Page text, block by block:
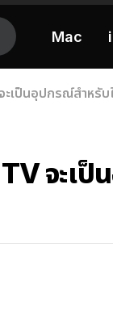
Mac
เป็นอุปกรณ์สำหรั
จะเ